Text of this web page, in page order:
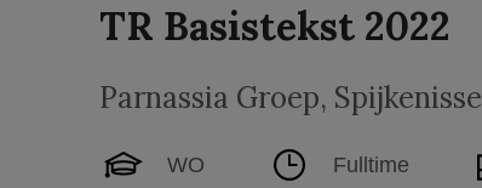
TR Basistekst 2022
Parnassia Groep, Spijkenisse
WO Fulltime